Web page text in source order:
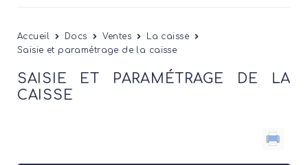
Accueil Docs Ventes
La caisse
Saisie et paramétrage de la caisse
SAISIE ET PARAMÉTRAGE DE LA
CAISSE